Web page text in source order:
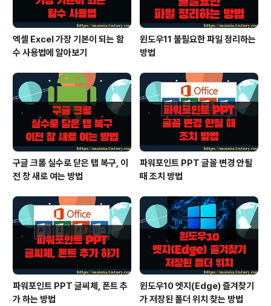
엑셀 Excel 가장 기본이 되는 함
수 사용법에 알아보기
윈도우11 불필요한 파일 정리하는
방법
구글 크롬 실수로 닫은 탭 복구, 이
전 창 새로 여는 방법
파워포인트 PPT 글꼴 변경 안될
때 조치 방법
파워포인트 PPT 글씨체, 폰트 추
가 하는 방법
윈도우10 엣지(Edge) 즐겨찾기
가 저장된 폴더 위치 찾는 방법